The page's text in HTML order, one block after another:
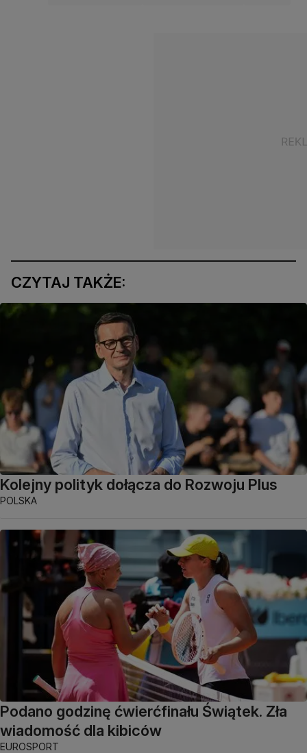
CZYTAJ TAKŻE:
Kolejny polityk dołącza do Rozwoju Plus
POLSKA
Podano godzinę ćwierćfinału Świątek. Zła
wiadomość dla kibiców
EUROSPORT